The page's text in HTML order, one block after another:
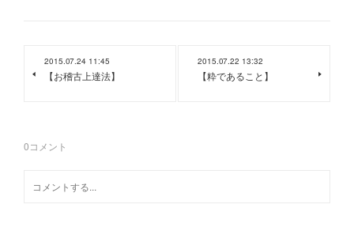
2015.07.24 11:45
【お稽古上達法】
2015.07.22 13:32
【粋であること】
0コメント